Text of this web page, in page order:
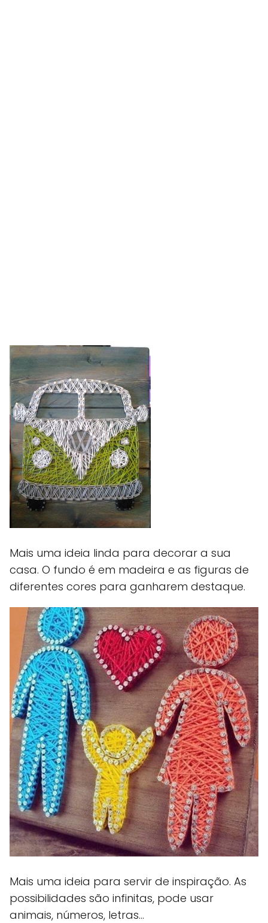
Mais uma ideia linda para decorar a sua
casa. O fundo é em madeira e as figuras de
diferentes cores para ganharem destaque.
Mais uma ideia para servir de inspiração. As
possibilidades são infinitas, pode usar
animais, números, letras...